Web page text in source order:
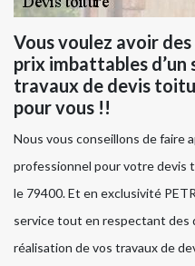
Vous voulez avoir
prix imbattables d’un
travaux de devis
pour vous !!
Nous vous conseillons de faire
professionnel pour votre devis
le 79400. Et en exclusivité
service tout en respectant des
réalisation de vos travaux de